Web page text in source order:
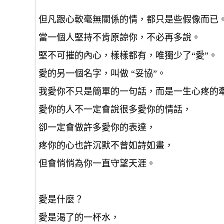
但凡跟心軟毫無關係的情，都只是些假像而已。
當一個人堅持不肯原諒你，不必再多說。
堅不可摧的內心，樣樣都有，唯獨少了“愛”。
愛的另一個名字，叫做 “妥協”。
我愛你不只是簡單的一句話，而是一生心疼的
愛你的人不一定會說很多愛你的情話，
卻一定會做許多愛你的表達，
疼你的心也許沉默不曾如詩如畫，
但會悄悄為你一直守望天涯。
愛是什麼？
愛是渴了的一杯水，